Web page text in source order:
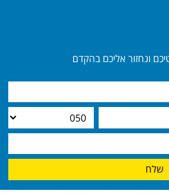
ונחזור אליכם בהקדם
שלח